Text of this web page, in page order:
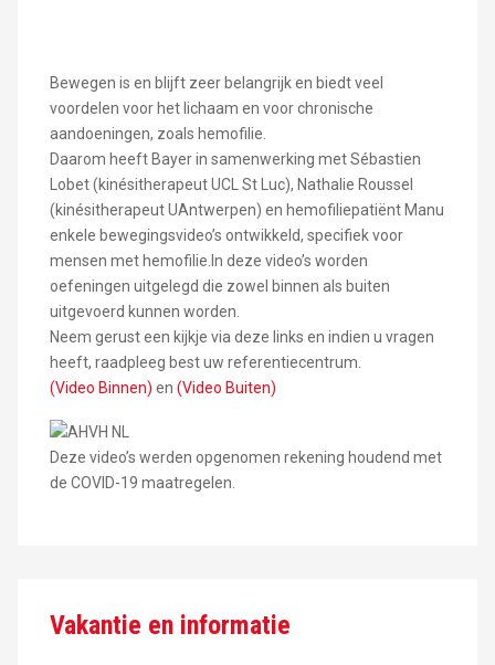
Bewegen is en blijft zeer belangrijk en biedt veel
voordelen voor het lichaam en voor chronische
aandoeningen, zoals hemofilie.
Daarom heeft Bayer in samenwerking met Sébastien
Lobet (kinésitherapeut UCL St Luc), Nathalie Roussel
(kinésitherapeut UAntwerpen) en hemofiliepatiënt Manu
enkele bewegingsvideo’s ontwikkeld, specifiek voor
mensen met hemofilie.In deze video’s worden
oefeningen uitgelegd die zowel binnen als buiten
uitgevoerd kunnen worden.
Neem gerust een kijkje via deze links en indien u vragen
heeft, raadpleeg best uw referentiecentrum.
(Video Binnen) en (Video Buiten)
Deze video’s werden opgenomen rekening houdend met
de COVID-19 maatregelen.
Vakantie en informatie